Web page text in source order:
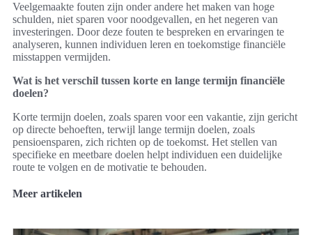
Veelgemaakte fouten zijn onder andere het maken van hoge
schulden, niet sparen voor noodgevallen, en het negeren van
investeringen. Door deze fouten te bespreken en ervaringen te
analyseren, kunnen individuen leren en toekomstige financiële
misstappen vermijden.
Wat is het verschil tussen korte en lange termijn financiële
doelen?
Korte termijn doelen, zoals sparen voor een vakantie, zijn gericht
op directe behoeften, terwijl lange termijn doelen, zoals
pensioensparen, zich richten op de toekomst. Het stellen van
specifieke en meetbare doelen helpt individuen een duidelijke
route te volgen en de motivatie te behouden.
Meer artikelen